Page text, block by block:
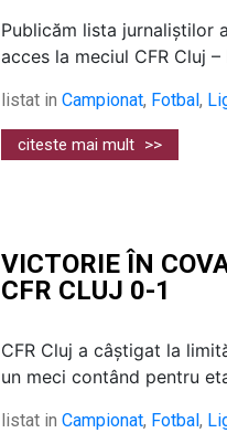
Publicăm lista jurnaliștilor
acces la meciul CFR Cluj –
listat in Campionat, Fotbal,
citeste mai mult >>
VICTORIE ÎN
CFR CLUJ 0-1
CFR Cluj a câștigat la
un meci contând pentru
listat in Campionat, Fotbal ,